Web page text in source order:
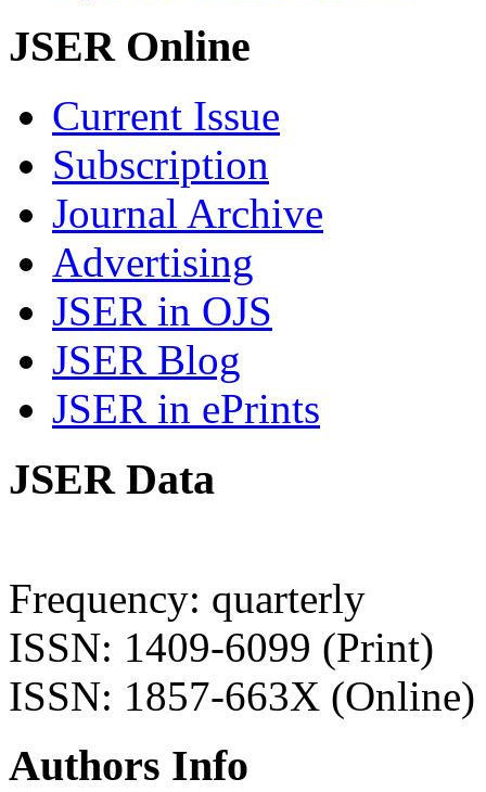
JSER Online
Current Issue
Subscription
Journal Archive
Advertising
JSER in OJS
JSER Blog
JSER in ePrints
JSER Data
Frequency: quarterly
ISSN: 1409-6099 (Print)
ISSN: 1857-663X (Online)
Authors Info